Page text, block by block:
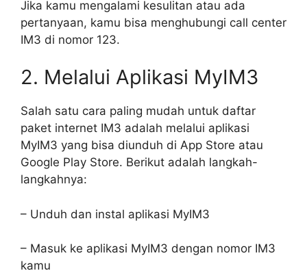
Jika kamu mengalami kesulitan atau ada
pertanyaan, kamu bisa menghubungi call center
IM3 di nomor 123.
2. Melalui Aplikasi MyIM3
Salah satu cara paling mudah untuk daftar
paket internet IM3 adalah melalui aplikasi
MyIM3 yang bisa diunduh di App Store atau
Google Play Store. Berikut adalah langkah-
langkahnya:
– Unduh dan instal aplikasi MyIM3
– Masuk ke aplikasi MyIM3 dengan nomor IM3
kamu